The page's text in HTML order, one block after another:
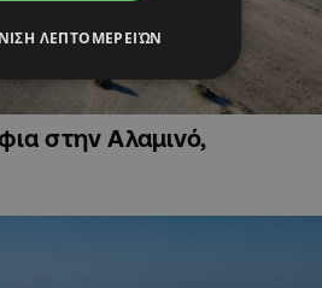
στην Αλαμινό,
ΛΕΠΤΟΜΕΡΕΙΏΝ